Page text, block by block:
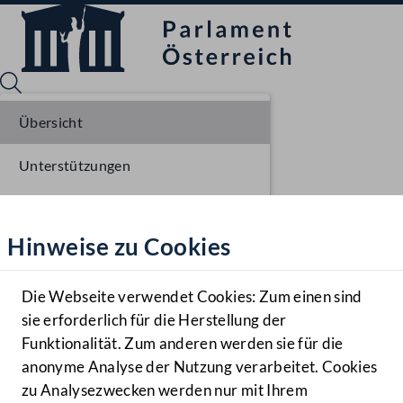
Hilfe
Benutzer
Navigationsmenü öffnen
MENÜ
Hinweise zu Cookies
Die Webseite verwendet Cookies: Zum einen sind
sie erforderlich für die Herstellung der
Funktionalität. Zum anderen werden sie für die
anonyme Analyse der Nutzung verarbeitet. Cookies
zu Analysezwecken werden nur mit Ihrem
Übersicht
Unterstützungen